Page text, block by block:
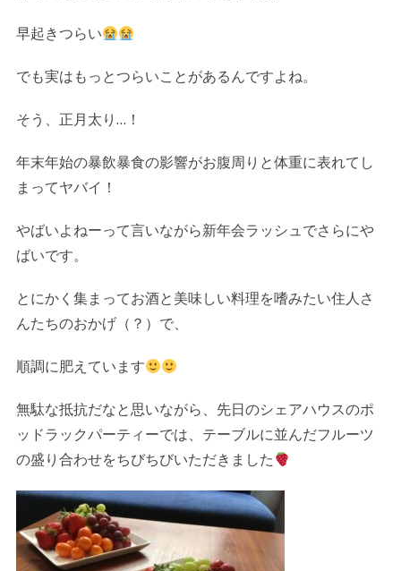
早起きつらい
でも実はもっとつらいことがあるんですよね。
そう、正月太り…！
年末年始の暴飲暴食の影響がお腹周りと体重に表れてし
まってヤバイ！
やばいよねーって言いながら新年会ラッシュでさらにや
ばいです。
とにかく集まってお酒と美味しい料理を嗜みたい住人さ
んたちのおかげ（？）で、
順調に肥えています
無駄な抵抗だなと思いながら、先日のシェアハウスのポ
ッドラックパーティーでは、テーブルに並んだフルーツ
の盛り合わせをちびちびいただきました